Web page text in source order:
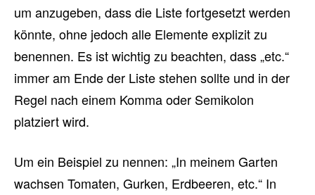
um anzugeben, dass die Liste fortgesetzt werden
könnte, ohne jedoch alle Elemente explizit zu
benennen. Es ist wichtig zu beachten, dass „etc.“
immer am Ende der Liste stehen sollte und in der
Regel nach einem Komma oder Semikolon
platziert wird.
Um ein Beispiel zu nennen: „In meinem Garten
wachsen Tomaten, Gurken, Erdbeeren, etc.“ In